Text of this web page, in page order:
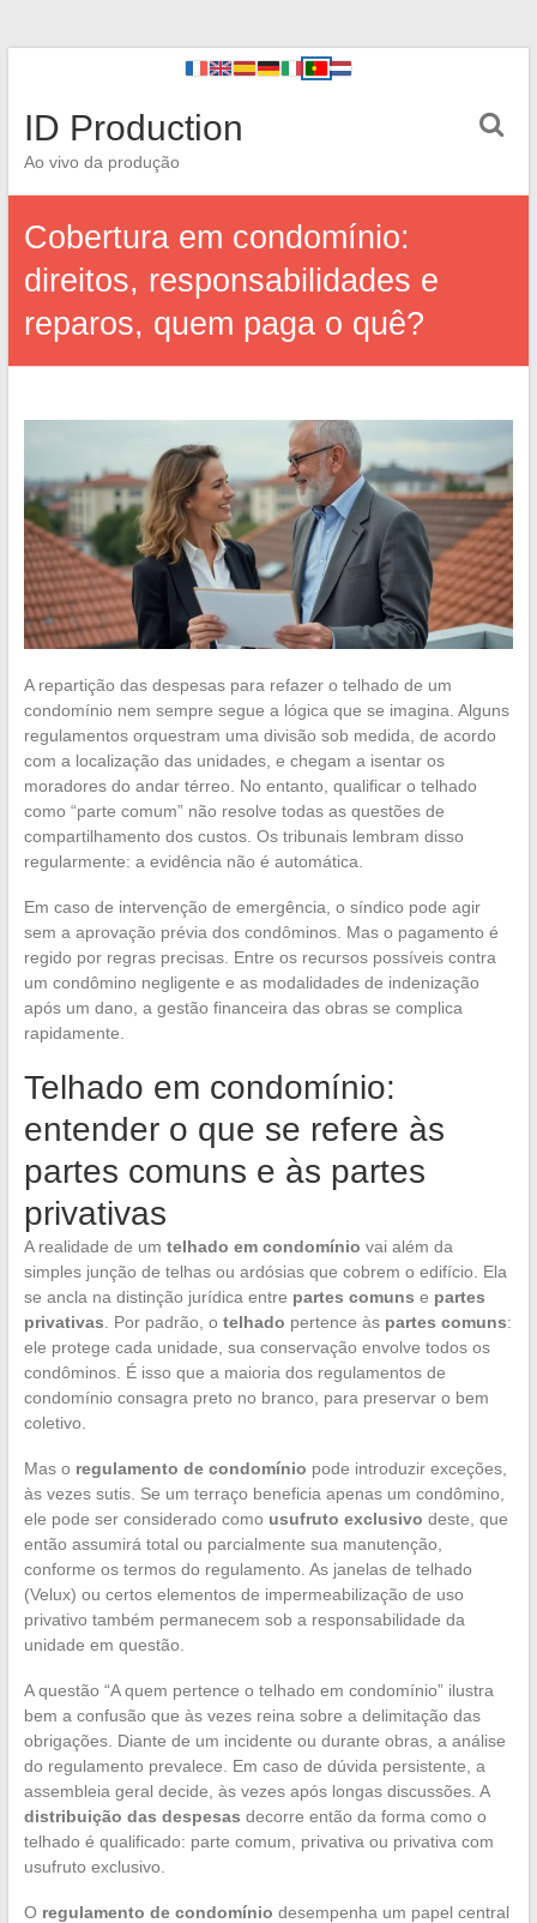
ID Production
Ao vivo da produção
Cobertura em condomínio:
direitos, responsabilidades e
reparos, quem paga o quê?
A repartição das despesas para refazer o telhado de um
condomínio nem sempre segue a lógica que se imagina. Alguns
regulamentos orquestram uma divisão sob medida, de acordo
com a localização das unidades, e chegam a isentar os
moradores do andar térreo. No entanto, qualificar o telhado
como “parte comum” não resolve todas as questões de
compartilhamento dos custos. Os tribunais lembram disso
regularmente: a evidência não é automática.
Em caso de intervenção de emergência, o síndico pode agir
sem a aprovação prévia dos condôminos. Mas o pagamento é
regido por regras precisas. Entre os recursos possíveis contra
um condômino negligente e as modalidades de indenização
após um dano, a gestão financeira das obras se complica
rapidamente.
Telhado em condomínio:
entender o que se refere às
partes comuns e às partes
privativas
A realidade de um telhado em condomínio vai além da
simples junção de telhas ou ardósias que cobrem o edifício. Ela
se ancla na distinção jurídica entre partes comuns e partes
privativas . Por padrão, o telhado pertence às partes comuns:
ele protege cada unidade, sua conservação envolve todos os
condôminos. É isso que a maioria dos regulamentos de
condomínio consagra preto no branco, para preservar o bem
coletivo.
Mas o regulamento de condomínio pode introduzir exceções,
às vezes sutis. Se um terraço beneficia apenas um condômino,
ele pode ser considerado como usufruto exclusivo deste, que
então assumirá total ou parcialmente sua manutenção,
conforme os termos do regulamento. As janelas de telhado
(Velux) ou certos elementos de impermeabilização de uso
privativo também permanecem sob a responsabilidade da
unidade em questão.
A questão “A quem pertence o telhado em condomínio” ilustra
bem a confusão que às vezes reina sobre a delimitação das
obrigações. Diante de um incidente ou durante obras, a análise
do regulamento prevalece. Em caso de dúvida persistente, a
assembleia geral decide, às vezes após longas discussões. A
distribuição das despesas decorre então da forma como o
telhado é qualificado: parte comum, privativa ou privativa com
usufruto exclusivo.
O regulamento de condomínio desempenha um papel central